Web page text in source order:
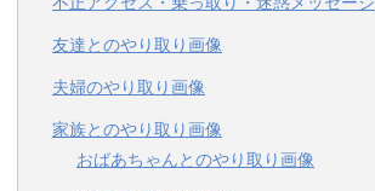
友達とのやり取り画像
夫婦のやり取り画像
家族とのやり取り画像
おばあちゃんとのやり取り画像